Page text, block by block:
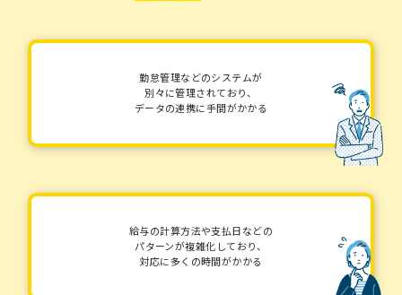
勤怠管理などのシステムが
別々に管理されており、
データの連携に手間がかかる
給与の計算方法や支払日などの
パターンが複雑化しており、
対応に多くの時間がかかる